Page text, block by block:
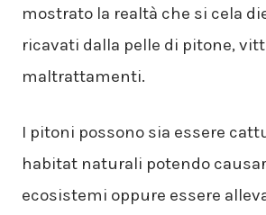
mostrato la realtà che si cela
ricavati dalla pelle di pitone,
maltrattamenti.
I pitoni possono sia essere
habitat naturali potendo
ecosistemi oppure essere